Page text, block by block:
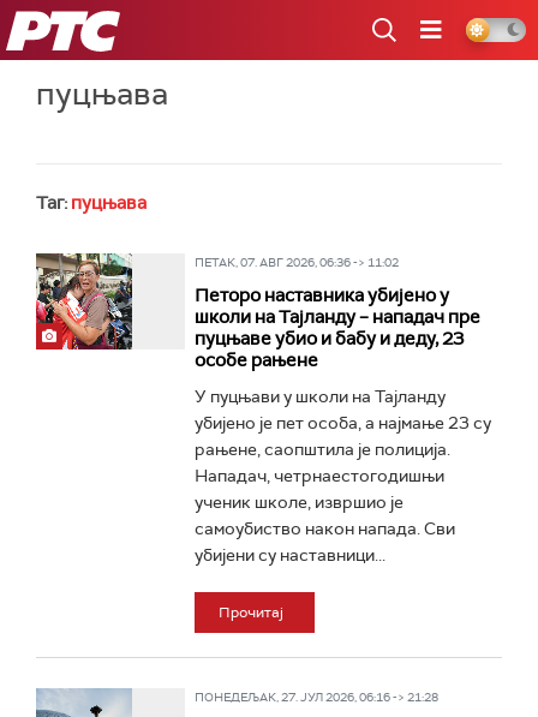
РТС
пуцњава
Таг: пуцњава
ПЕТАК, 07. АВГ 2026, 06:36 -> 11:02
Петоро наставника убијено у
школи на Тајланду – нападач пре
пуцњаве убио и бабу и деду, 23
особе рањене
У пуцњави у школи на Тајланду
убијено је пет особа, а најмање 23 су
рањене, саопштила је полиција.
Нападач, четрнаестогодишњи
ученик школе, извршио је
самоубиство након напада. Сви
убијени су наставници...
Прочитај
ПОНЕДЕЉАК, 27. ЈУЛ 2026, 06:16 -> 21:28